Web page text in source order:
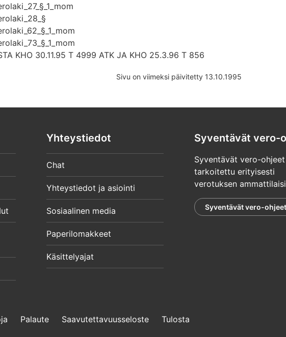
KHO 30.11.95 T 4999 ATK JA KHO 25.3.96 T 856
Sivu on viimeksi päivitetty 13.10.1995
Yhteystiedot
Chat
Yhteystiedot ja asiointi
Sosiaalinen media
Paperilomakkeet
Käsittelyajat
Syventävät vero-
Syventävät vero-
tarkoitettu erityisesti
verotuksen
Syventävät vero-ohjeet
Palaute Saavutettavuusseloste Tulosta